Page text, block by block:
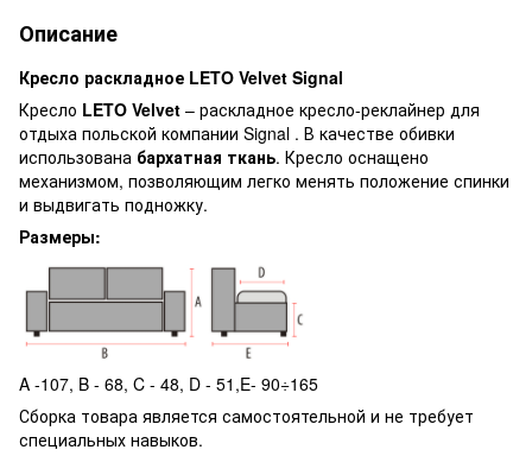
Описание
Кресло раскладное LETO Velvet Signal
Кресло LETO Velvet – раскладное кресло-реклайнер для
отдыха польской компании Signal . В качестве обивки
использована бархатная ткань. Кресло оснащено
механизмом, позволяющим легко менять положение спинки
и выдвигать подножку.
Размеры:
A -107, B - 68, C - 48, D - 51,E- 90÷165
Сборка товара является самостоятельной и не требует
специальных навыков.